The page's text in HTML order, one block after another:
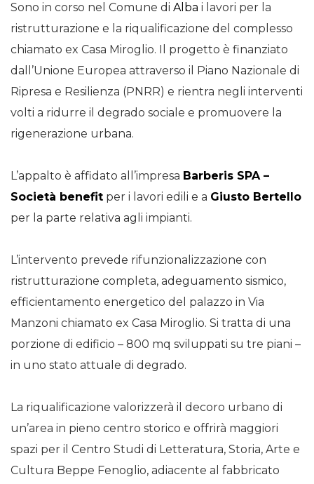
Sono in corso nel Comune di Alba i lavori per la
ristrutturazione e la riqualificazione del complesso
chiamato ex Casa Miroglio. Il progetto è finanziato
dall’Unione Europea attraverso il Piano Nazionale di
Ripresa e Resilienza (PNRR) e rientra negli interventi
volti a ridurre il degrado sociale e promuovere la
rigenerazione urbana.
L’appalto è affidato all’impresa Barberis SPA –
Società benefit per i lavori edili e a Giusto Bertello
per la parte relativa agli impianti.
L’intervento prevede rifunzionalizzazione con
ristrutturazione completa, adeguamento sismico,
efficientamento energetico del palazzo in Via
Manzoni chiamato ex Casa Miroglio. Si tratta di una
porzione di edificio – 800 mq sviluppati su tre piani –
in uno stato attuale di degrado.
La riqualificazione valorizzerà il decoro urbano di
un’area in pieno centro storico e offrirà maggiori
spazi per il Centro Studi di Letteratura, Storia, Arte e
Cultura Beppe Fenoglio, adiacente al fabbricato